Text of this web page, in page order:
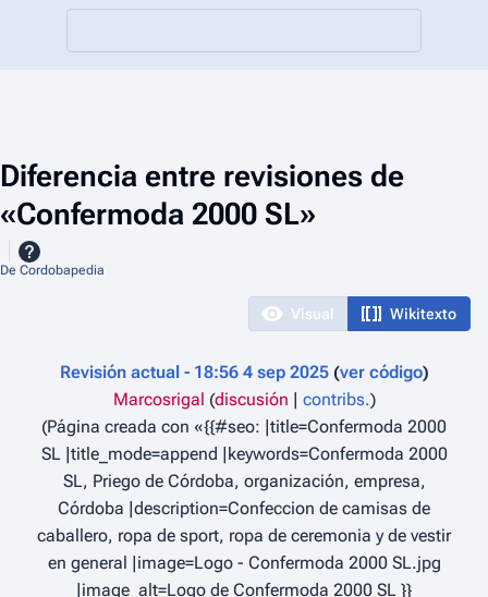
Diferencia entre revisiones de
«Confermoda 2000 SL»
De Cordobapedia
Visual Wikitexto
Revisión actual - 18:56 4 sep 2025 ver código
Marcosrigal (discusión | contribs.)
Página creada con «{{#seo: |title=Confermoda 2000
SL |title_mode=append |keywords=Confermoda 2000
SL, Priego de Córdoba, organización, empresa,
Córdoba |description=Confeccion de camisas de
caballero, ropa de sport, ropa de ceremonia y de vestir
en general |image=Logo - Confermoda 2000 SL.jpg
|image_alt=Logo de Confermoda 2000 SL }}